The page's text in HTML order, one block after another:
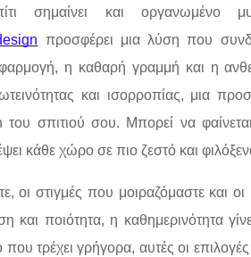
σημαίνει και οργανωμένο
προσφέρει μια λύση που
η καθαρή γραμμή και η
και ισορροπίας, μια
του σπιτιού σου. Μπορεί να
κάθε χώρο σε πιο ζεστό και
οι στιγμές που μοιραζόμαστε και
ποιότητα, η καθημερινότητα
τρέχει γρήγορα, αυτές οι